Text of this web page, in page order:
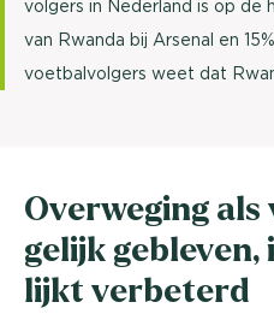
volgers in Nederland is op de
van Rwanda bij Arsenal en
voetbalvolgers weet dat
Overweging
gelijk gebleven,
lijkt verbeterd